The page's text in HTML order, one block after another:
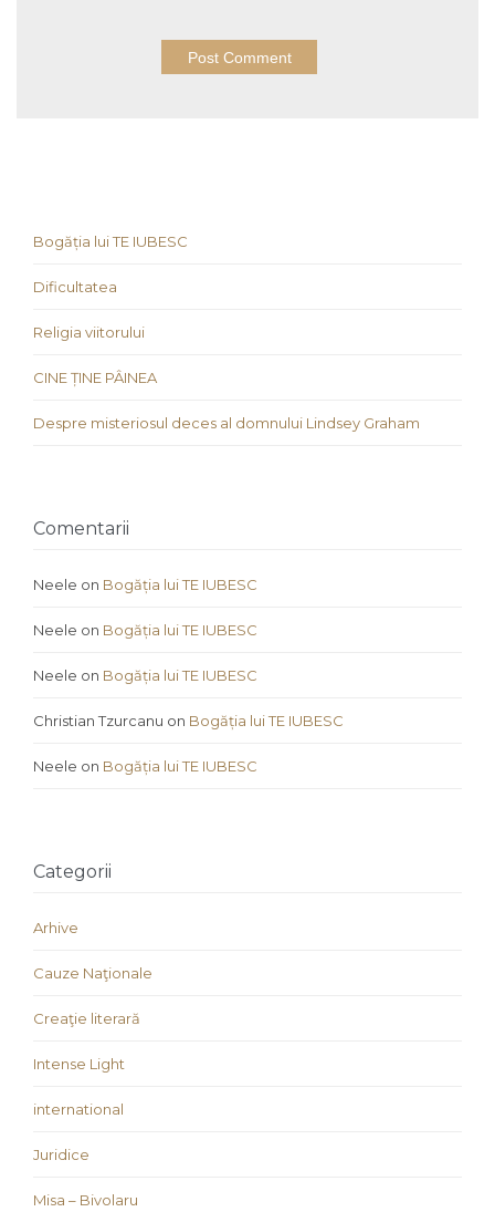
Bogăția lui TE IUBESC
Dificultatea
Religia viitorului
CINE ȚINE PÂINEA
Despre misteriosul deces al domnului Lindsey Graham
Comentarii
Neele on Bogăția lui TE IUBESC
Neele on Bogăția lui TE IUBESC
Neele on Bogăția lui TE IUBESC
Christian Tzurcanu on Bogăția lui TE IUBESC
Neele on Bogăția lui TE IUBESC
Categorii
Arhive
Cauze Naţionale
Creaţie literară
Intense Light
international
Juridice
Misa – Bivolaru